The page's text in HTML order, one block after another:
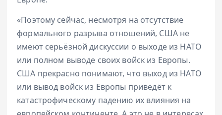
«Поэтому сейчас, несмотря на отсутствие
формального разрыва отношений, США не
имеют серьёзной дискуссии о выходе из НАТО
или полном выводе своих войск из Европы.
США прекрасно понимают, что выход из НАТО
или вывод войск из Европы приведёт к
катастрофическому падению их влияния на